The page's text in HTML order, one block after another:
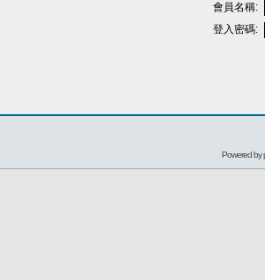
會員名稱:
登入密碼:
Powered by